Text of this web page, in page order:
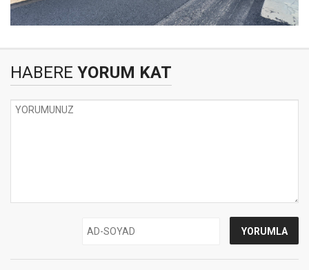
HABERE YORUM KAT